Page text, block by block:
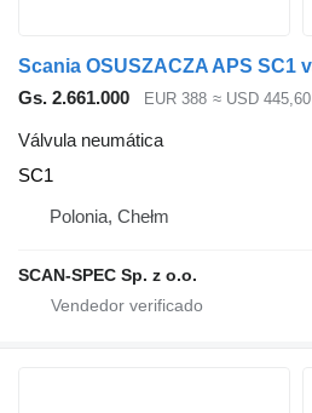
Gs. 2.661.000 EUR 388 ≈ USD 445,60
Válvula neumática
SC1
Polonia, Chełm
SCAN-SPEC Sp. z o.o.